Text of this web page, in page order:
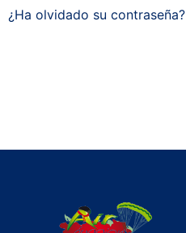
¿Ha olvidado su contraseña?